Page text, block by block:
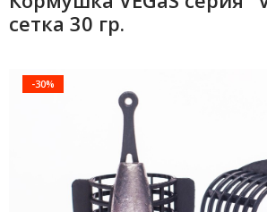
сетка 30 гр.
-30%